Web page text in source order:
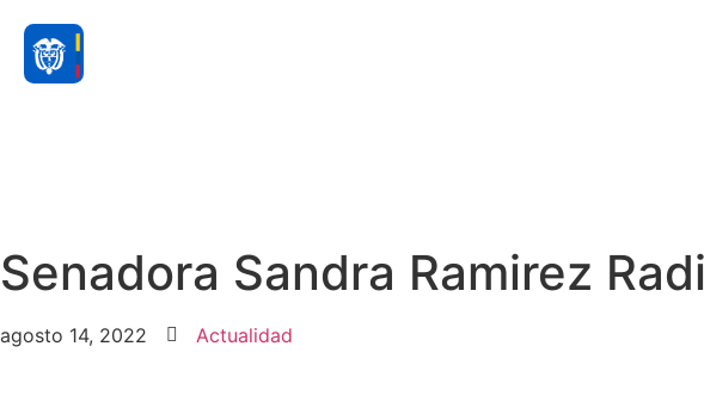
Senadora Sandra Ramirez
agosto 14, 2022 Actualidad